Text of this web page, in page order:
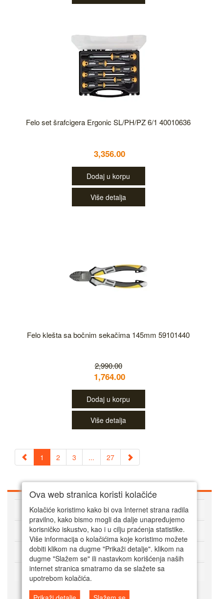
Felo set šrafcigera Ergonic SL/PH/PZ 6/1 40010636
3,356.00
Dodaj u korpu
Više detalja
Felo klešta sa bočnim sekačima 145mm 59101440
2,990.00
1,764.00
Dodaj u korpu
Više detalja
1 2 3 ... 27
O Super alatima
Kako kupovati online
Korisnički servis
Način plaćanja
Ova web stranica koristi kolačiće
Kolačiće koristimo kako bi ova Internet strana radila
pravilno, kako bismo mogli da dalje unapređujemo
korisničko iskustvo, kao i u cilju praćenja statistike.
Više informacija o kolačićima koje koristimo možete
dobiti klikom na dugme "Prikaži detalje". klikom na
dugme "Slažem se" ili nastavkom korišćenja naših
internet stranica smatramo da se slažete sa
upotrebom kolačića.